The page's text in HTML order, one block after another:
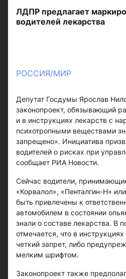
ЛДПР предлагает
водителей лекарства
РОССИЯ/МИР
Депутат Госдумы Ярослав
законопроект, обязывающий
и в инструкциях лекарств с
психотропными веществами
запрещено». Инициатива
водителей о рисках при
сообщает РИА Новости.
Сейчас водители,
«Корвалол», «Пенталгин-Н»
быть привлечены к
автомобилем в состоянии
знали о составе лекарства. В
отмечается, что в инструкциях
четкий запрет, либо
мелким шрифтом.
Законопроект также